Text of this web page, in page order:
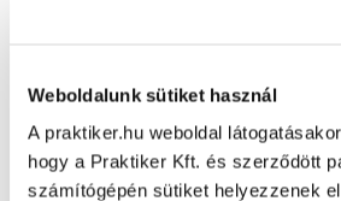
Weboldalunk sütiket használ
A praktiker.hu weboldal
hogy a Praktiker Kft. és szerződött
számítógépén sütiket helyezzenek
Oldal újratöltése